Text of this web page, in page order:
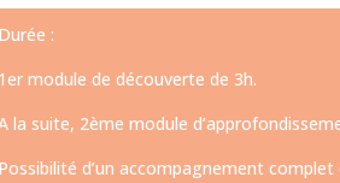
Durée :
1er module de découverte de 3h.
la suite, 2ème module
Possibilité d’un accompagnement